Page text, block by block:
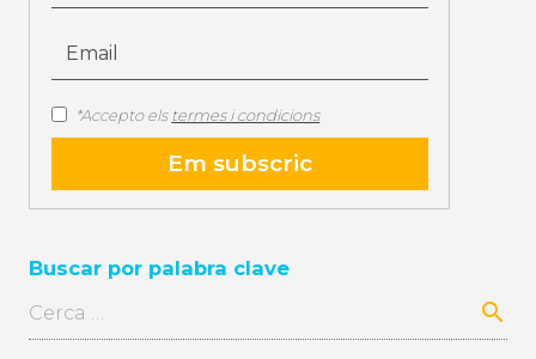
*Accepto els termes i condicions
Buscar por palabra clave
Cerca: